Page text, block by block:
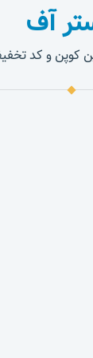
آف
کوپن و کد